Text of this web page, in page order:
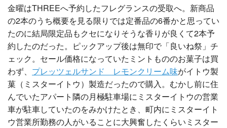
金曜はTHREEへ予約したフレグランスの受取へ。新商品
の2本のうち概要を見る限りでは定番品の6番かと思ってい
たのに結局限定品もクセになりそうな香りが良くて2本予
約したのだった。ピックアップ後は無印で「良いね祭」チ
ェック。セール価格になっていたミントもののお菓子は買
わず、 プレッツェルサンド レモンクリーム味がイトウ製
菓（ミスターイトウ）製造だったので購入。むかし前に住
んでいたアパート隣の月極駐車場にミスターイトウの営業
車が駐車していたのをみかけたとき、町内にミスターイト
ウ営業所勤務の人がいることに大興奮したくらいミスター